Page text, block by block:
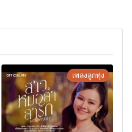
เพลงลูกทุ่ง